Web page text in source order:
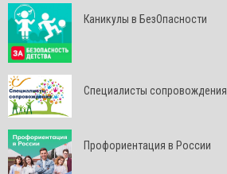
Каникулы в БезОпасности
Специалисты сопровождения
Профориентация в России